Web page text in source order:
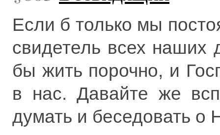
Если б только мы
свидетель всех
бы жить порочно, и
в нас. Давайте же
думать и беседовать